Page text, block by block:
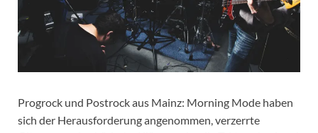
Progrock und Postrock aus Mainz: Morning Mode haben
sich der Herausforderung angenommen, verzerrte